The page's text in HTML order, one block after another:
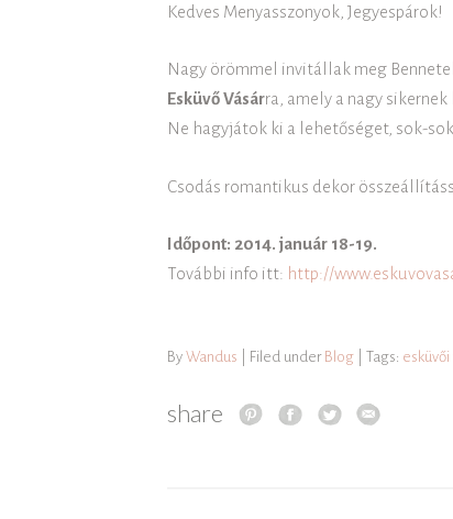
Kedves Menyasszonyok, Jegyespárok!
Nagy örömmel invitállak meg
Esküvő Vásárra, amely a nagy
Ne hagyjátok ki a lehetőséget, sok-
Csodás romantikus dekor
Időpont: 2014. január 18-19.
További info itt: http://
By Wandus | Filed under Blog | Tags: esküvői
share